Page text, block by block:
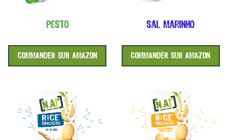
pesto
COMMANDER SUR AMAZON
sal marinho
COMMANDER SUR AMAZON